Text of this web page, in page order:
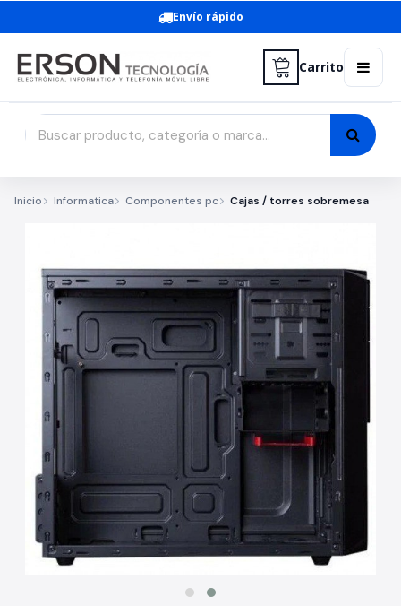
Envío rápido
Carrito
Inicio Informatica Componentes pc Cajas / torres sobremesa